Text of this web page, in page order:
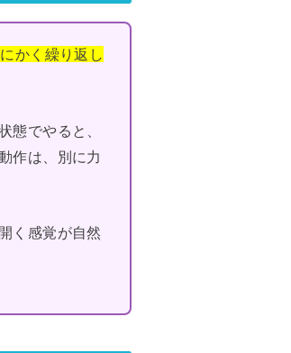
かく繰り返し
態でやると、
作は、別に力
く感覚が自然